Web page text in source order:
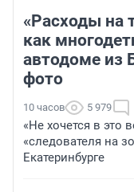
«Расходы на
как
автодоме из
фото
10 часов 5 979
«Не хочется в это
«следователя на
Екатеринбурге